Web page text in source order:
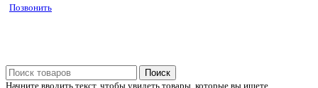
Позвонить
Поиск
Начните вводить текст, чтобы увидеть товары, которые вы ищете.